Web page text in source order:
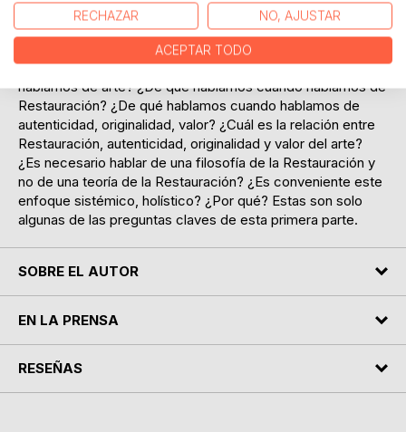
sistémico.
Esto que es menos relevante para el relato del arte, sí lo
es para el relato de la Restauración. ¿De qué hablamos
cuando
hablamos de arte? ¿De qué hablamos cuando hablamos de
Restauración? ¿De qué hablamos cuando hablamos de
autenticidad, originalidad, valor? ¿Cuál es la relación entre
Restauración, autenticidad, originalidad y valor del arte?
¿Es necesario hablar de una filosofía de la Restauración y
no de una teoría de la Restauración? ¿Es conveniente este
enfoque sistémico, holístico? ¿Por qué? Estas son solo
algunas de las preguntas claves de esta primera parte.
SOBRE EL AUTOR
EN LA PRENSA
RESEÑAS
RECHAZAR NO, AJUSTAR
ACEPTAR TODO